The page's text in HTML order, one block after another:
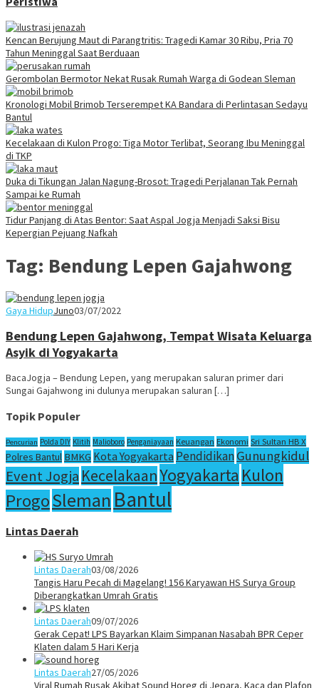
Kencan Berujung Maut di Parangtritis: Tragedi Kamar 30 Ribu, Pria 70
Tahun Meninggal Saat Berduaan
Gerombolan Bermotor Nekat Rusak Rumah Warga di Godean Sleman
Kronologi Mobil Brimob Terserempet KA Bandara di Perlintasan Sedayu
Bantul
Kecelakaan di Kulon Progo: Tiga Motor Terlibat, Seorang Ibu Meninggal
di TKP
Duka di Tikungan Jalan Nagung-Brosot: Tragedi Perjalanan Tak Pernah
Sampai ke Rumah
Tidur Panjang di Atas Bentor: Saat Aspal Jogja Menjadi Saksi Bisu
Kepergian Pejuang Nafkah
Tag: Bendung Lepen Gajahwong
Gaya HidupJuno03/07/2022
Bendung Lepen Gajahwong, Tempat Wisata Keluarga
Asyik di Yogyakarta
BacaJogja – Bendung Lepen, yang merupakan saluran primer dari
Sungai Gajahwong ini dulunya merupakan saluran […]
Topik Populer
Pencurian Polda DIY Klitih Malioboro Penganiayaan Keuangan Ekonomi Sri Sultan HB X
Polres Bantul BMKG Kota Yogyakarta PendidikanGunungkidul
Event Jogja KecelakaanYogyakarta Kulon
ProgoSleman Bantul
Lintas Daerah
Lintas Daerah03/08/2026
Tangis Haru Pecah di Magelang! 156 Karyawan HS Surya Group
Diberangkatkan Umrah Gratis
Lintas Daerah09/07/2026
Gerak Cepat! LPS Bayarkan Klaim Simpanan Nasabah BPR Ceper
Klaten dalam 5 Hari Kerja
Lintas Daerah27/05/2026
Viral Rumah Rusak Akibat Sound Horeg di Jepara, Kaca dan Plafon